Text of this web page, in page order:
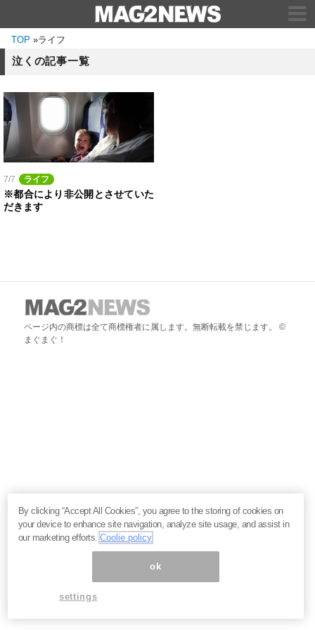
TOP »ライフ
泣くの記事一覧
7/7 ライフ
※都合により非公開とさせていた
だきます
ページ内の商標は全て商標権者に属します。無断転載を禁じます。 ©
まぐまぐ！
By clicking “Accept All Cookies”, you agree to the storing of cookies on
your device to enhance site navigation, analyze site usage, and assist in
our marketing efforts.Coolie policy
ok
settings